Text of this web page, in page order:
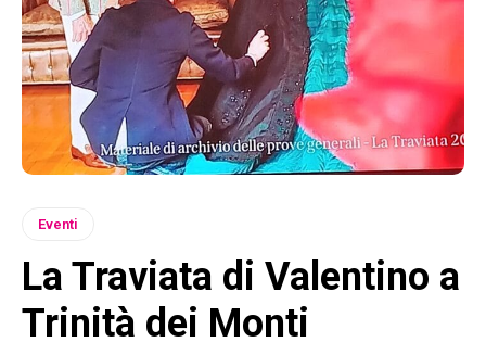
Eventi
La Traviata di Valentino a
Trinità dei Monti